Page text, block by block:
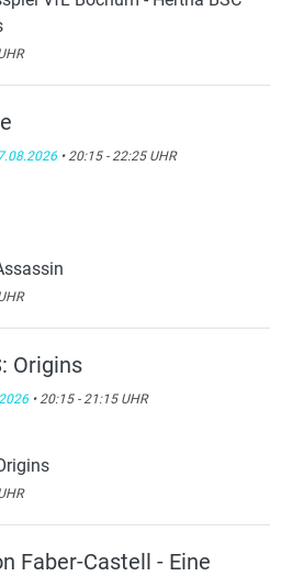
• 20:15 - 22:25 UHR
Origins
• 20:15 - 21:15 UHR
Faber-Castell - Eine